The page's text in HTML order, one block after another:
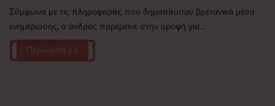
Σύμφωνα με τις πληροφορίες που δημοσίευσαν βρετανικά μέσα
ενημέρωσης, ο άνδρας παρέμεινε στην οροφή για...
Περισσότερα